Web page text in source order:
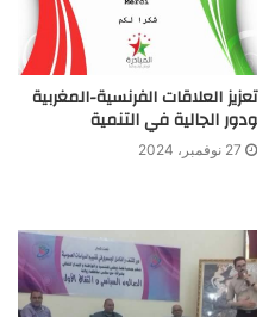
تعزيز العلاقات الفرنسية-المغربية
ودور الجالية في التنمية
27 نوفمبر، 2024